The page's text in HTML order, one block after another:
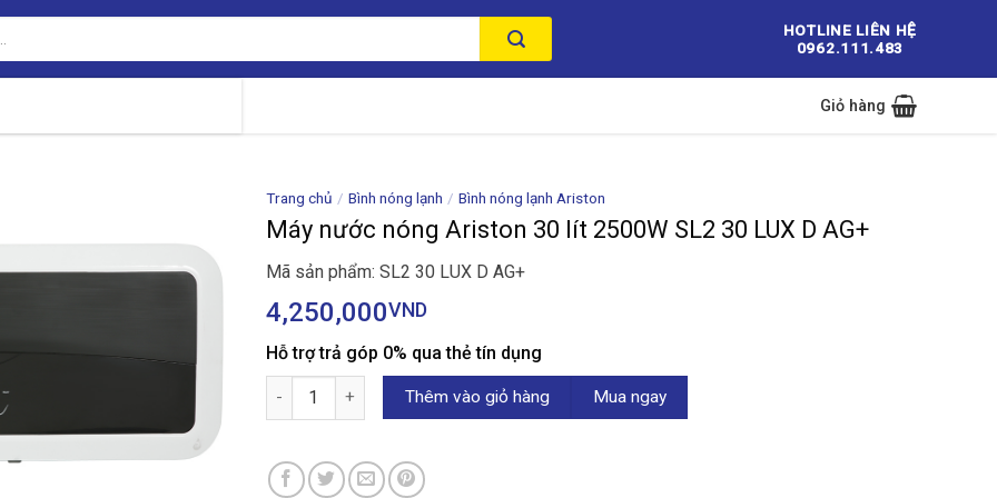
HOTLINE LIÊN HỆ
0962.111.483
Giỏ hàng
Trang chủ / Bình nóng lạnh / Bình nóng lạnh Ariston
Máy nước nóng Ariston 30 lít 2500W SL2 30 LUX D AG+
Mã sản phẩm: SL2 30 LUX D AG+
4,250,000VND
Hỗ trợ trả góp 0% qua thẻ tín dụng
Máy nước nóng Ariston 30 lít 2500W SL2 30 LUX D AG+ số lượng
Thêm vào giỏ hàng Mua ngay